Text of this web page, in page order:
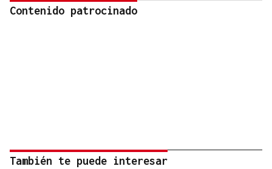
Contenido patrocinado
También te puede interesar